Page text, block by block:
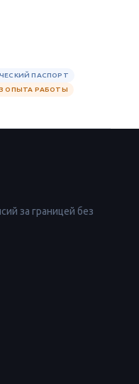
ПАСПОРТ
ОПЫТА РАБОТЫ
за границей без